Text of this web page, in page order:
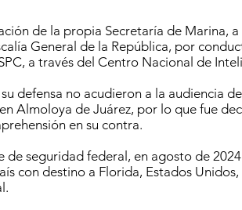
de la propia Secretaría de Marina,
General de la República, por
a través del Centro Nacional de
defensa no acudieron a la audiencia
Almoloya de Juárez, por lo que fue
en su contra.
de seguridad federal, en agosto de
con destino a Florida, Estados